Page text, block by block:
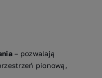
– pozwalają
pionową,